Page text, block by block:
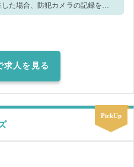
た場合、防犯カメラの記録を警
求人を見る
PickUp